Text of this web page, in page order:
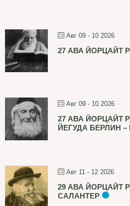
Авг 09 - 10 2026
27 АВА ЙОРЦАЙТ
Авг 09 - 10 2026
27 АВА ЙОРЦАЙТ
ЙЕГУДА БЕРЛИН
Авг 11 - 12 2026
29 АВА ЙОРЦАЙТ
САЛАНТЕР